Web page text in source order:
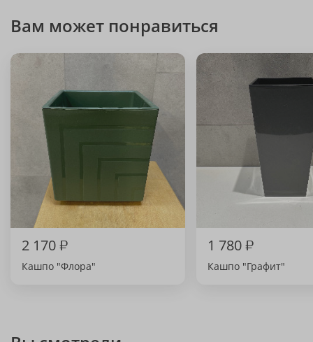
Вам может понравиться
2 170₽
Кашпо "Флора"
1 780₽
Кашпо "Графит"